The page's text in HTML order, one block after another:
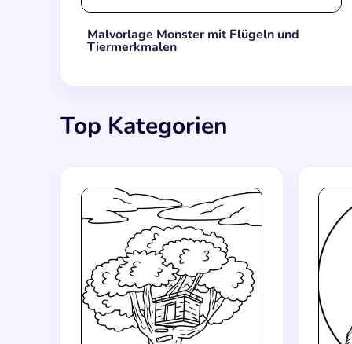
Malvorlage Monster mit Flügeln und
Tiermerkmalen
Top Kategorien